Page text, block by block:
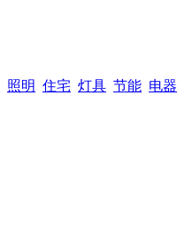
照明 住宅 灯具 节能 电器